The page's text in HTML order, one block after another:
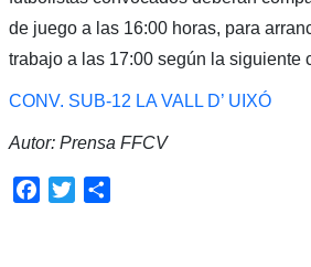
de juego a las 16:00 horas, para
trabajo a las 17:00 según la siguiente
CONV. SUB-12 LA VALL D’ UIXÓ
Autor: Prensa FFCV
Facebook
Twitter